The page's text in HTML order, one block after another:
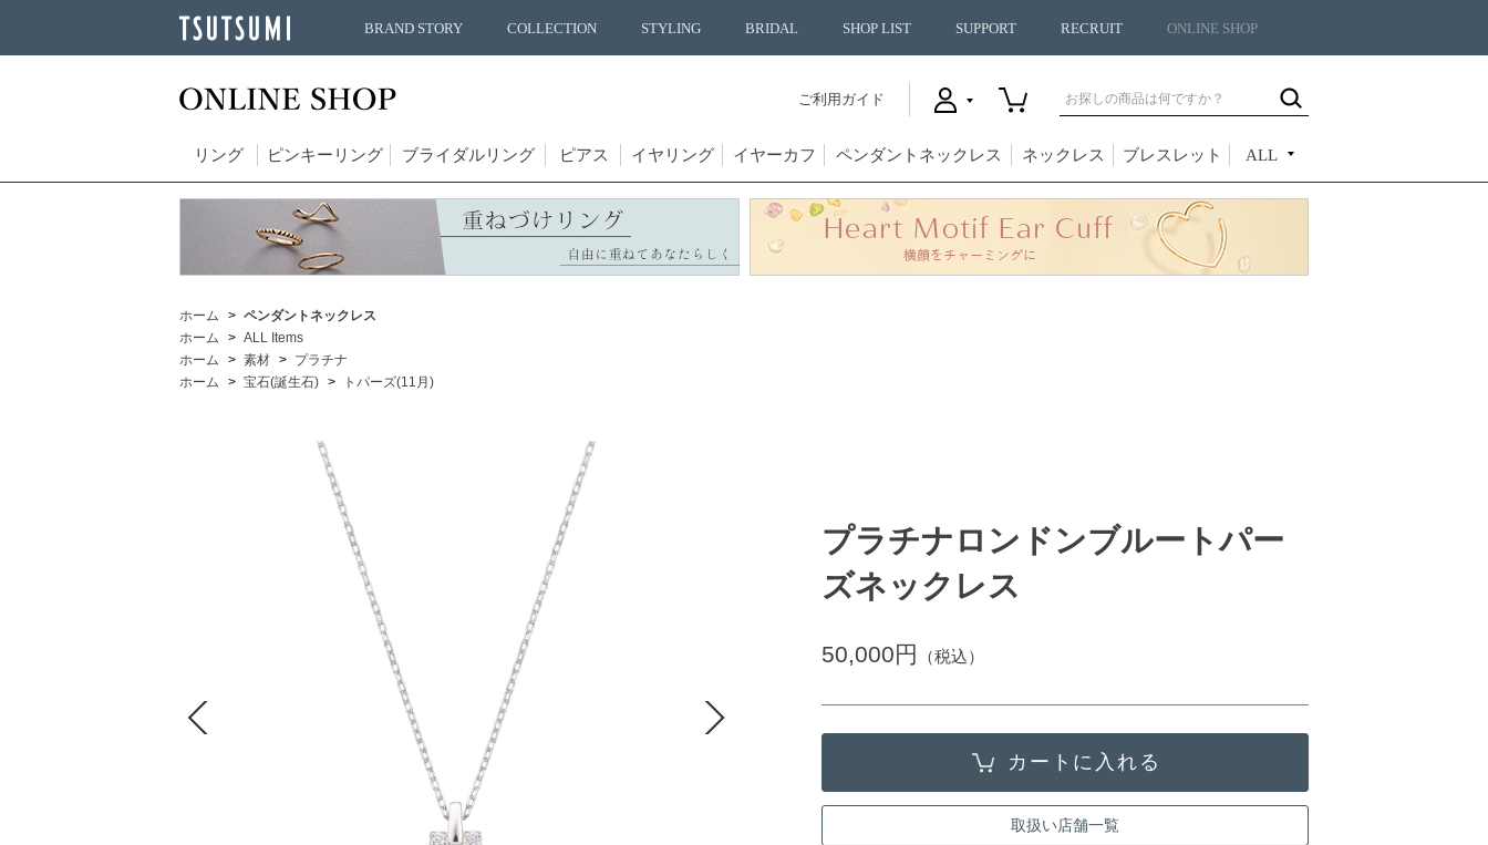
BRAND STORY COLLECTION STYLING BRIDAL SHOP LIST SUPPORT RECRUIT ONLINE SHOP
ご利用ガイド
リング ピンキーリング ブライダルリング ピアス イヤリング イヤーカフ ペンダントネックレス ネックレス ブレスレット ALL
ホーム
ペンダントネックレス
ホーム
ALL Items
ホーム
素材
プラチナ
ホーム
宝石(誕生石) トパーズ(11月)
プラチナロンドンブルートパー
ズネックレス
50,000円 （税込）
取扱い店舗一覧